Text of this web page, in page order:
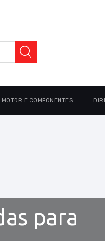
MOTOR E COMPONENTES
para